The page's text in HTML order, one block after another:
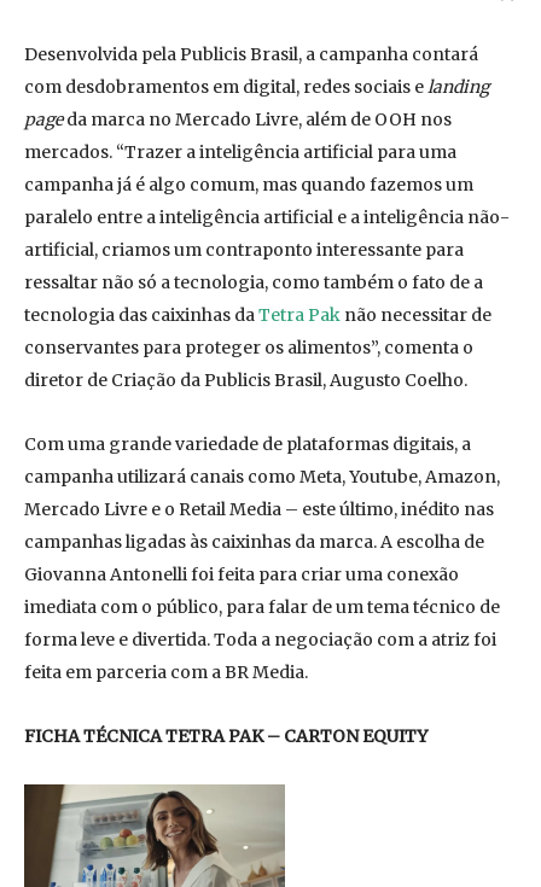
Desenvolvida pela Publicis Brasil, a campanha contará
com desdobramentos em digital, redes sociais elanding
pageda marca no Mercado Livre, além de OOH nos
mercados. “Trazer a inteligência artificial para uma
campanha já é algo comum, mas quando fazemos um
paralelo entre a inteligência artificial e a inteligência não-
artificial, criamos um contraponto interessante para
ressaltar não só a tecnologia, como também o fato de a
tecnologia das caixinhas daTetra Pak não necessitar de
conservantes para proteger os alimentos”, comenta o
diretor de Criação da Publicis Brasil, Augusto Coelho.
Com uma grande variedade de plataformas digitais, a
campanha utilizará canais como Meta, Youtube, Amazon,
Mercado Livre e o Retail Media – este último, inédito nas
campanhas ligadas às caixinhas da marca. A escolha de
Giovanna Antonelli foi feita para criar uma conexão
imediata com o público, para falar de um tema técnico de
forma leve e divertida. Toda a negociação com a atriz foi
feita em parceria com a BR Media.
FICHA TÉCNICA TETRA PAK – CARTON EQUITY